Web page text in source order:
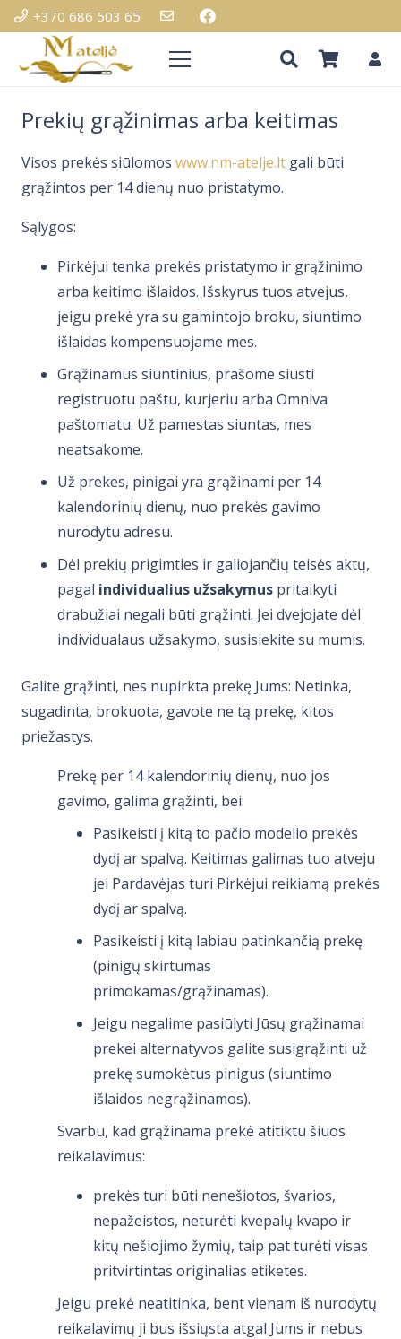
+370 686 503 65
Prekių grąžinimas arba keitimas
Visos prekės siūlomos www.nm-atelje.lt gali būti
grąžintos per 14 dienų nuo pristatymo.
Sąlygos:
Pirkėjui tenka prekės pristatymo ir grąžinimo
arba keitimo išlaidos. Išskyrus tuos atvejus,
jeigu prekė yra su gamintojo broku, siuntimo
išlaidas kompensuojame mes.
Grąžinamus siuntinius, prašome siusti
registruotu paštu, kurjeriu arba Omniva
paštomatu. Už pamestas siuntas, mes
neatsakome.
Už prekes, pinigai yra grąžinami per 14
kalendorinių dienų, nuo prekės gavimo
nurodytu adresu.
Dėl prekių prigimties ir galiojančių teisės aktų,
pagal individualius užsakymus pritaikyti
drabužiai negali būti grąžinti. Jei dvejojate dėl
individualaus užsakymo, susisiekite su mumis.
Galite grąžinti, nes nupirkta prekę Jums: Netinka,
sugadinta, brokuota, gavote ne tą prekę, kitos
priežastys.
Prekę per 14 kalendorinių dienų, nuo jos
gavimo, galima grąžinti, bei:
Pasikeisti į kitą to pačio modelio prekės
dydį ar spalvą. Keitimas galimas tuo atveju
jei Pardavėjas turi Pirkėjui reikiamą prekės
dydį ar spalvą.
Pasikeisti į kitą labiau patinkančią prekę
(pinigų skirtumas
primokamas/grąžinamas).
Jeigu negalime pasiūlyti Jūsų grąžinamai
prekei alternatyvos galite susigrąžinti už
prekę sumokėtus pinigus (siuntimo
išlaidos negrąžinamos).
Svarbu, kad grąžinama prekė atitiktu šiuos
reikalavimus:
prekės turi būti nenešiotos, švarios,
nepažeistos, neturėti kvepalų kvapo ir
kitų nešiojimo žymių, taip pat turėti visas
pritvirtintas originalias etiketes.
Jeigu prekė neatitinka, bent vienam iš nurodytų
reikalavimų ji bus išsiųsta atgal Jums ir nebus